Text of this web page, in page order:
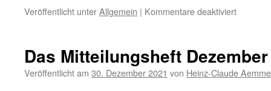
Veröffentlicht unterAllgemein | Kommentare deaktiviertfür
Das Mitteilungsheft
Veröffentlicht am 30. Dezember 2021 von Heinz-Claude